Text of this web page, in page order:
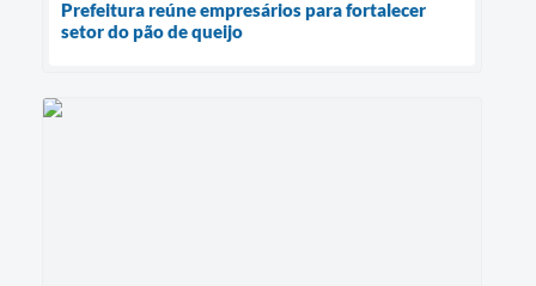
Prefeitura reúne empresários para fortalecer
setor do pão de queijo